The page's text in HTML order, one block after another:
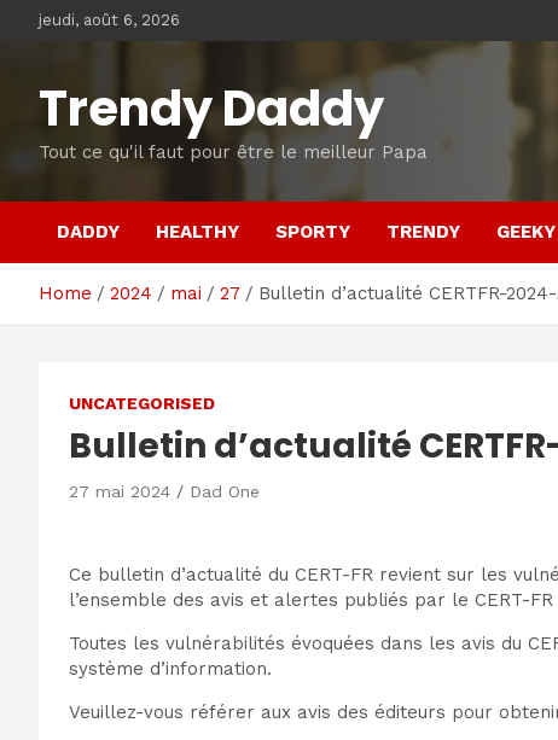
jeudi, août 6, 2026
Trendy Daddy
Tout ce qu'il faut pour être le meilleur Papa
DADDY HEALTHY SPORTY TRENDY GEEKY
Home 2024 mai 27 Bulletin d’actualité CERTFR-
UNCATEGORISED
Bulletin d’actualité
27 mai 2024 Dad One
Ce bulletin d’actualité du CERT-FR revient sur les
l’ensemble des avis et alertes publiés par le CERT-
Toutes les vulnérabilités évoquées dans les avis du
système d’information.
Veuillez-vous référer aux avis des éditeurs pour